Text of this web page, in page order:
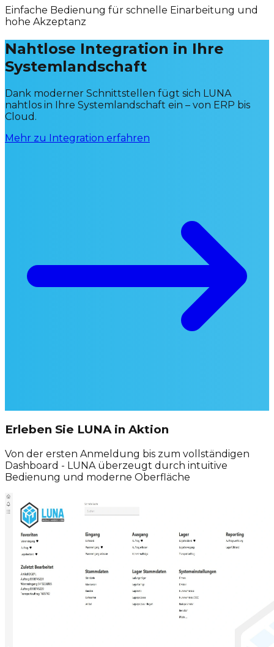
Einfache Bedienung für schnelle Einarbeitung und
hohe Akzeptanz
Nahtlose Integration in Ihre
Systemlandschaft
Dank moderner Schnittstellen fügt sich LUNA
nahtlos in Ihre Systemlandschaft ein – von ERP bis
Cloud.
Mehr zu Integration erfahren
Erleben Sie LUNA in Aktion
Von der ersten Anmeldung bis zum vollständigen
Dashboard - LUNA überzeugt durch intuitive
Bedienung und moderne Oberfläche